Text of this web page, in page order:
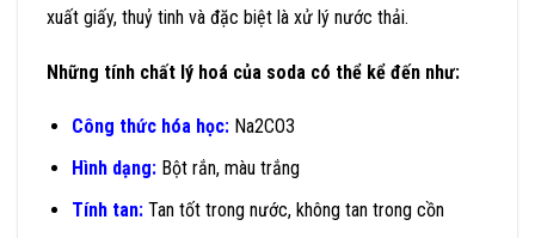
xuất giấy, thuỷ tinh và đặc biệt là xử lý nước thải.
Những tính chất lý hoá của soda có thể kể đến như:
Công thức hóa học:Na2CO3
Hình dạng:Bột rắn, màu trắng
Tính tan:Tan tốt trong nước, không tan trong cồn